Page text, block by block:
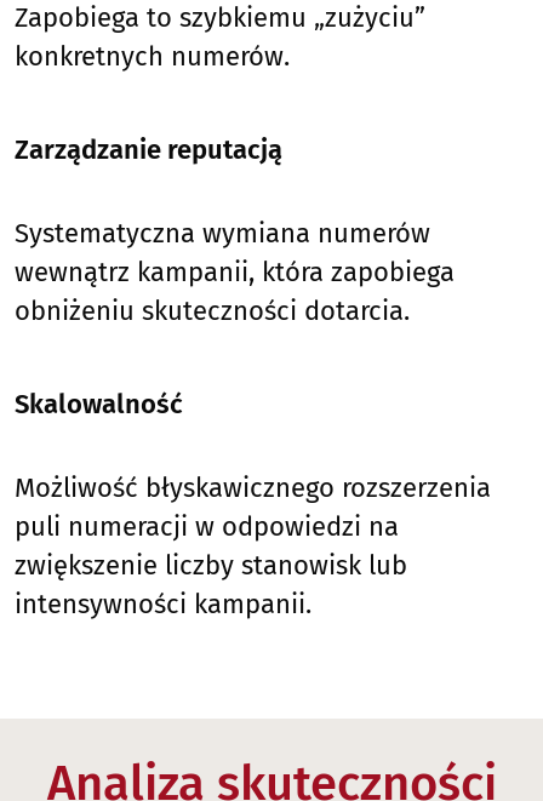
Zapobiega to szybkiemu „zużyciu”
konkretnych numerów.
Zarządzanie reputacją
Systematyczna wymiana numerów
wewnątrz kampanii, która zapobiega
obniżeniu skuteczności dotarcia.
Skalowalność
Możliwość błyskawicznego rozszerzenia
puli numeracji w odpowiedzi na
zwiększenie liczby stanowisk lub
intensywności kampanii.
Analiza skuteczności